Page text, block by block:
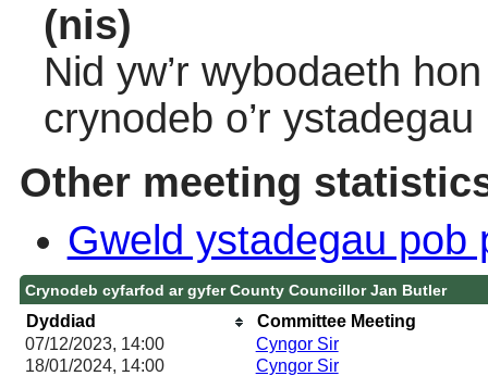
(nis)
Nid yw’r wybodaeth
crynodeb o’r
Other meeting
Gweld ystadegau pob
Crynodeb cyfarfod ar gyfer County Councillor Jan Butler
Dyddiad
Committee Meeting
07/12/2023, 14:00
Cyngor Sir
18/01/2024, 14:00 Cyngor Sir